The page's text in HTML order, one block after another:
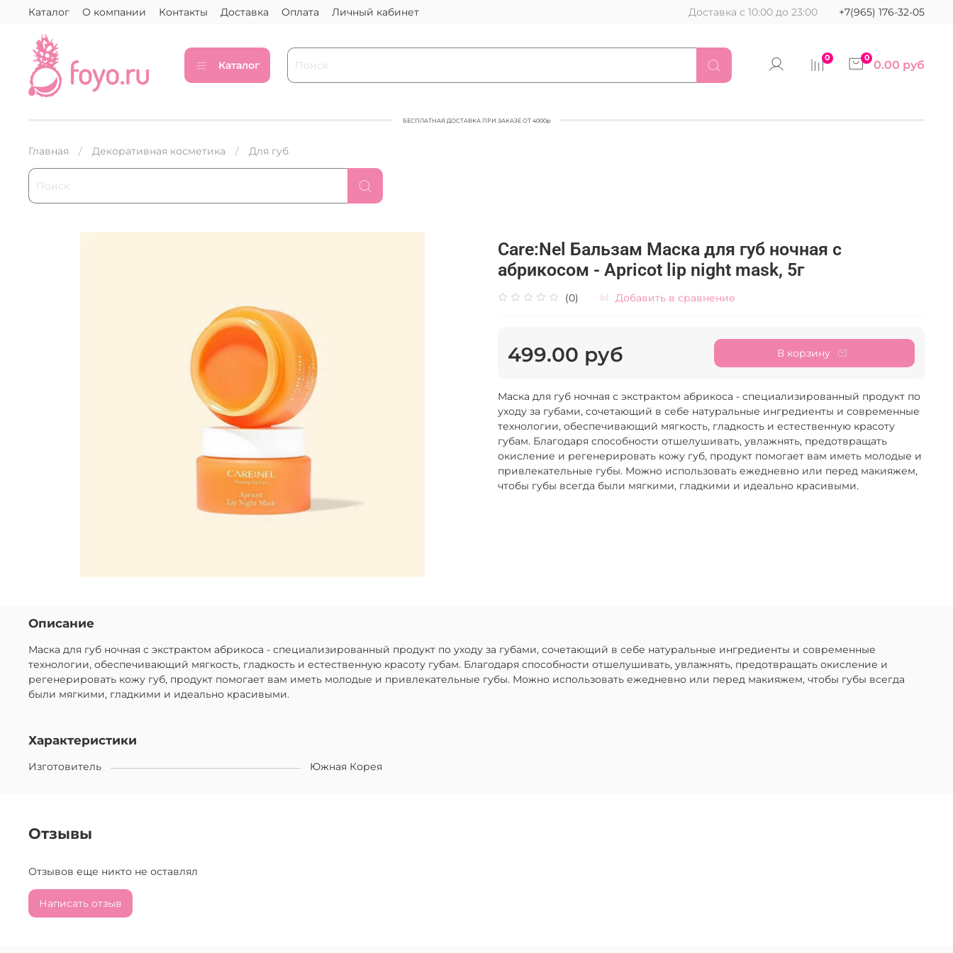
Каталог О компании Контакты Доставка Оплата Личный кабинет Доставка с 10:00 до 23:00 +7(965) 176-32-05
Каталог
0 0 0.00 руб
БЕСПЛАТНАЯ ДОСТАВКА ПРИ ЗАКАЗЕ ОТ 4000р
Главная Декоративная косметика Для губ
Care:Nel Бальзам Маска для губ ночная с
абрикосом - Apricot lip night mask, 5г
(0) Добавить в сравнение
499.00 руб В корзину
Маска для губ ночная с экстрактом абрикоса - специализированный продукт по
уходу за губами, сочетающий в себе натуральные ингредиенты и современные
технологии, обеспечивающий мягкость, гладкость и естественную красоту
губам. Благодаря способности отшелушивать, увлажнять, предотвращать
окисление и регенерировать кожу губ, продукт помогает вам иметь молодые и
привлекательные губы. Можно использовать ежедневно или перед макияжем,
чтобы губы всегда были мягкими, гладкими и идеально красивыми.
Описание
Маска для губ ночная с экстрактом абрикоса - специализированный продукт по уходу за губами, сочетающий в себе натуральные ингредиенты и современные
технологии, обеспечивающий мягкость, гладкость и естественную красоту губам. Благодаря способности отшелушивать, увлажнять, предотвращать окисление и
регенерировать кожу губ, продукт помогает вам иметь молодые и привлекательные губы. Можно использовать ежедневно или перед макияжем, чтобы губы всегда
были мягкими, гладкими и идеально красивыми.
Характеристики
Изготовитель Южная Корея
Отзывы
Отзывов еще никто не оставлял
Написать отзыв